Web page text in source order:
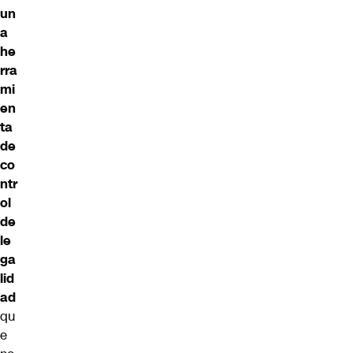
un
a
he
rra
mi
en
ta
de
co
ntr
ol
de
le
ga
lid
ad
qu
e